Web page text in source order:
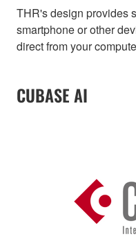
THR's design provides
smartphone or other
direct from your
CUBASE AI